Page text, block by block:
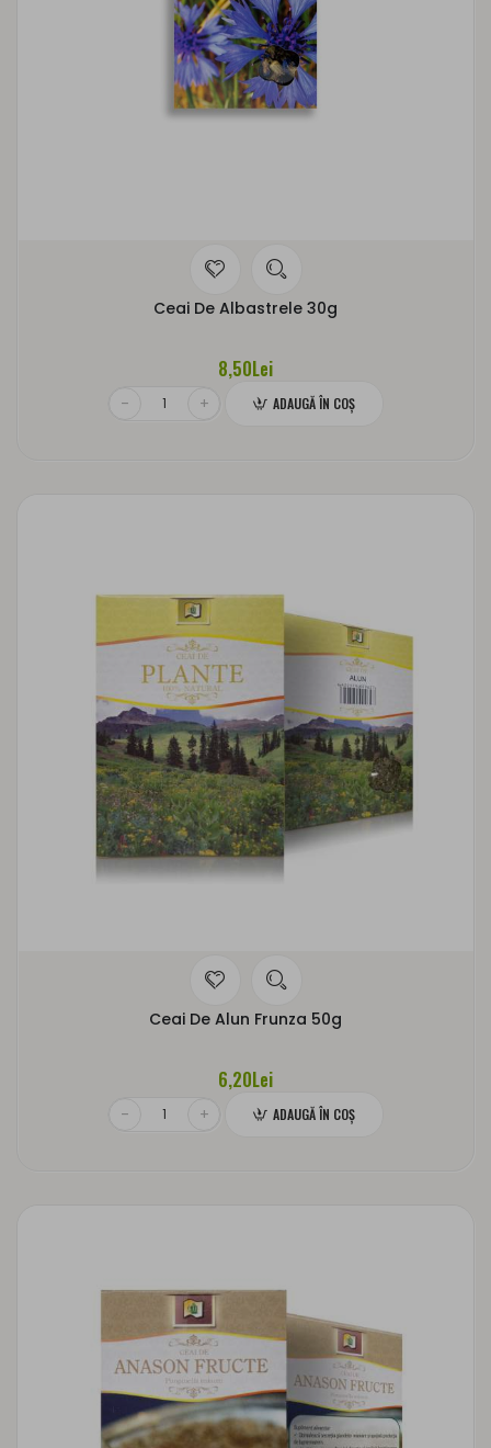
Ceai De Albastrele 30g
8,50Lei
ADAUGĂ ÎN COŞ
Ceai De Alun Frunza 50g
6,20Lei
ADAUGĂ ÎN COŞ